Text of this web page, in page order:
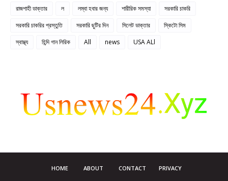
রাজশাহী ডাক্তার
ল লম্বা হবার জন্য শারীরিক সমস্যা
সরকারি চাকরি
সরকারি চাকরির প্রস্তুতি
সরকারি ছুটির দিন সিলেট ডাক্তার
স্কিটো সিম
স্বাস্থ্য
হিন্দি গান লিরিক All news USA ALl
HOME ABOUT CONTACT PRIVACY